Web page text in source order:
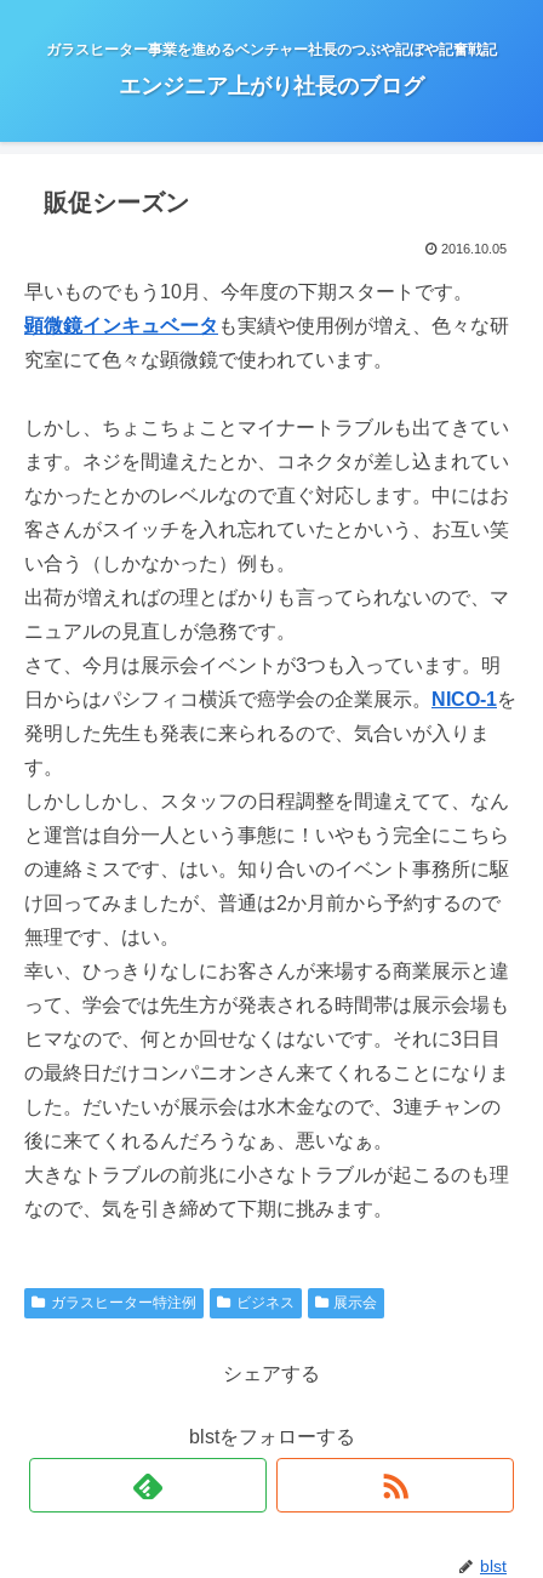
ガラスヒーター事業を進めるベンチャー社長のつぶや記ぼや記奮戦記
エンジニア上がり社長のブログ
販促シーズン
2016.10.05
早いものでもう10月、今年度の下期スタートです。
顕微鏡インキュベータ も実績や使用例が増え、色々な研
究室にて色々な顕微鏡で使われています。
しかし、ちょこちょことマイナートラブルも出てきてい
ます。ネジを間違えたとか、コネクタが差し込まれてい
なかったとかのレベルなので直ぐ対応します。中にはお
客さんがスイッチを入れ忘れていたとかいう、お互い笑
い合う（しかなかった）例も。
出荷が増えればの理とばかりも言ってられないので、マ
ニュアルの見直しが急務です。
さて、今月は展示会イベントが3つも入っています。明
日からはパシフィコ横浜で癌学会の企業展示。
NICO-1を
発明した先生も発表に来られるので、気合いが入りま
す。
しかししかし、スタッフの日程調整を間違えてて、なん
と運営は自分一人という事態に！いやもう完全にこちら
の連絡ミスです、はい。知り合いのイベント事務所に駆
け回ってみましたが、普通は2か月前から予約するので
無理です、はい。
幸い、ひっきりなしにお客さんが来場する商業展示と違
って、学会では先生方が発表される時間帯は展示会場も
ヒマなので、何とか回せなくはないです。それに3日目
の最終日だけコンパニオンさん来てくれることになりま
した。だいたいが展示会は水木金なので、3連チャンの
後に来てくれるんだろうなぁ、悪いなぁ。
大きなトラブルの前兆に小さなトラブルが起こるのも理
なので、気を引き締めて下期に挑みます。
ガラスヒーター特注例 ビジネス 展示会
シェアする
blstをフォローする
blst